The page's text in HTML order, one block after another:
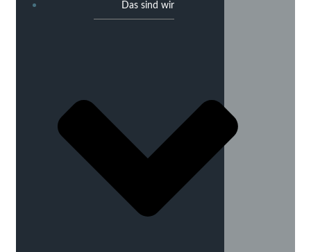
Das sind wir